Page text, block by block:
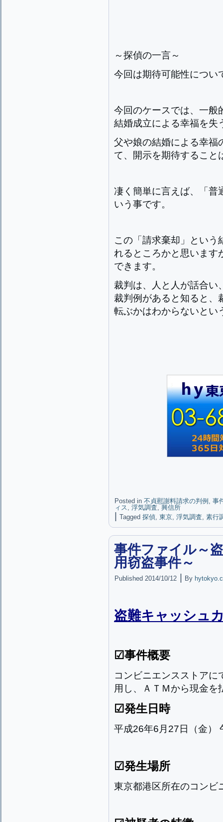
～探偵の一言～
今回は期待可能性につい
今回のケースでは、一般
結婚成立による幸福を失
父や娘の結婚による幸福
て、開示を期待すること
凄く簡単に言えば、「普
いう事です。
この「請求棄却」という
れるところかと思います
できます。
裁判は、人と人が話合い
裁判例があると知ると、
転ぶかはわからないとい
Posted in 不貞慰謝料請求の判例 , 事
ィス, 浮気調査, 興信所
Tagged 探偵, 東京, 浮気調査, 素行
事件ファイル～
用窃盗事件～
Published 2014/10/12 By
盗難キャッシュ
☑事件概要
コンビニエンスストア
用し、ＡＴＭから現金を
☑発生日時
平成26年6月27日（金）
☑発生場所
東京都港区所在のコンビ